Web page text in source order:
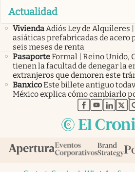
Actualidad
ViviendaAdiós Ley de Alquileres
asiáticas prefabricadas de acero
seis meses de renta
PasaporteFormal | Reino Unido,
tienen la facultad de denegar la
extranjeros que demoren este
BanxicoEste billete antiguo
México explica cómo cambiarlo
abre enabre en
abre